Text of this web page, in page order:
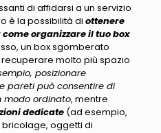
di affidarsi a un servizio
è la possibilità di ottenere
organizzare il tuo box
un box sgomberato
molto più spazio
posizionare
pareti può consentire di
modo ordinato, mentre
dedicate(ad esempio,
oggetti di